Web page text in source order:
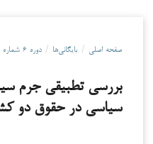
صفحه اصلی / بایگانی‌ها / دوره ۶ شماره ۴ (۱۴۰۳)
بررسی تطبیقی جرم
سیاسی در حقوق دو